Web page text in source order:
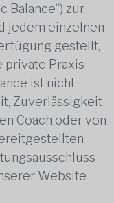
Balance“) zur
jedem einzelnen
gestellt,
private Praxis
ist nicht
Zuverlässigkeit
Coach oder von
Website